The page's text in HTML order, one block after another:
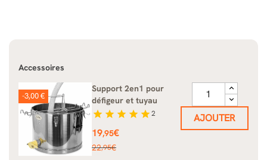
Accessoires
Support 2en1 pour
défigeur et tuyau
star star star star star2
Prix
19,95€
Prix
22,95€
-3,00 €
AJOUTER